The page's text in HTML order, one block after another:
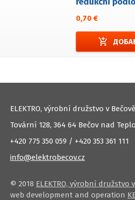
0,70 €
add_shopping_cart
ELEKTRO, výrobní družstvo v
Tovární 128, 364 64 Bečov nad
+420 775 350 059 / +420 353 361 111
info@elektrobecov.cz
© 2018 ELEKTRO, výrobní družstvo
web development and operation